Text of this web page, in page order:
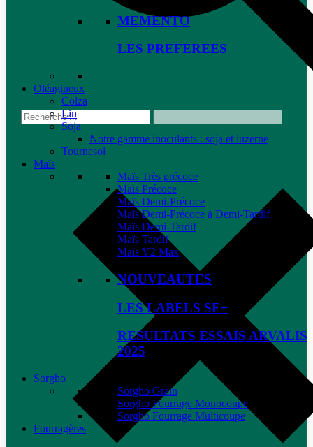
MEMENTO
LES PREFEREES
Oléagineux
Colza
Lin
Soja
Notre gamme inoculants : soja et luzerne
Tournesol
Maïs
Maïs Très précoce
Maïs Précoce
Maïs Demi-Précoce
Maïs Demi-Précoce à Demi-Tardif
Maïs Demi-Tardif
Maïs Tardif
Maïs V2 Max
NOUVEAUTES
LES LABELS SF+
RESULTATS ESSAIS ARVALIS
2025
Sorgho
Sorgho Grain
Sorgho Fourrage Monocoupe
Sorgho Fourrage Multicoupe
Fourragères